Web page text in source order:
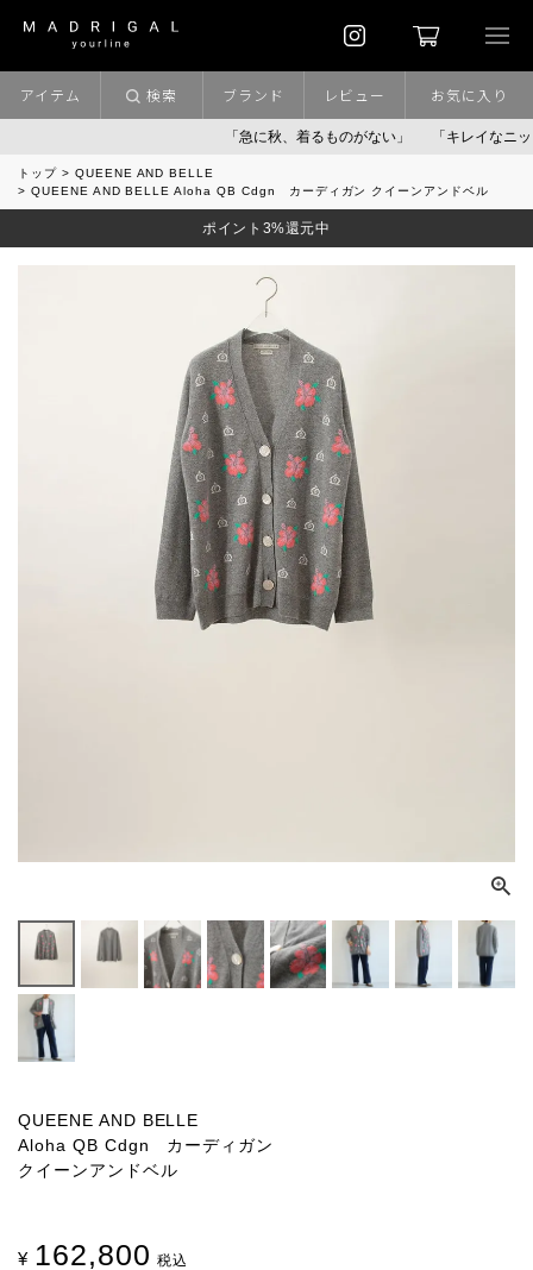
「急に秋、着るものがない」 「キレイなニット」
アイテム 検索 ブランド レビュー お気に入り
トップ
QUEENE AND BELLE
QUEENE AND BELLE Aloha QB Cdgn カーディガン クイーンアンドベル
ポイント3%還元中
QUEENE AND BELLE
Aloha QB Cdgn カーディガン
クイーンアンドベル
¥ 162,800 税込